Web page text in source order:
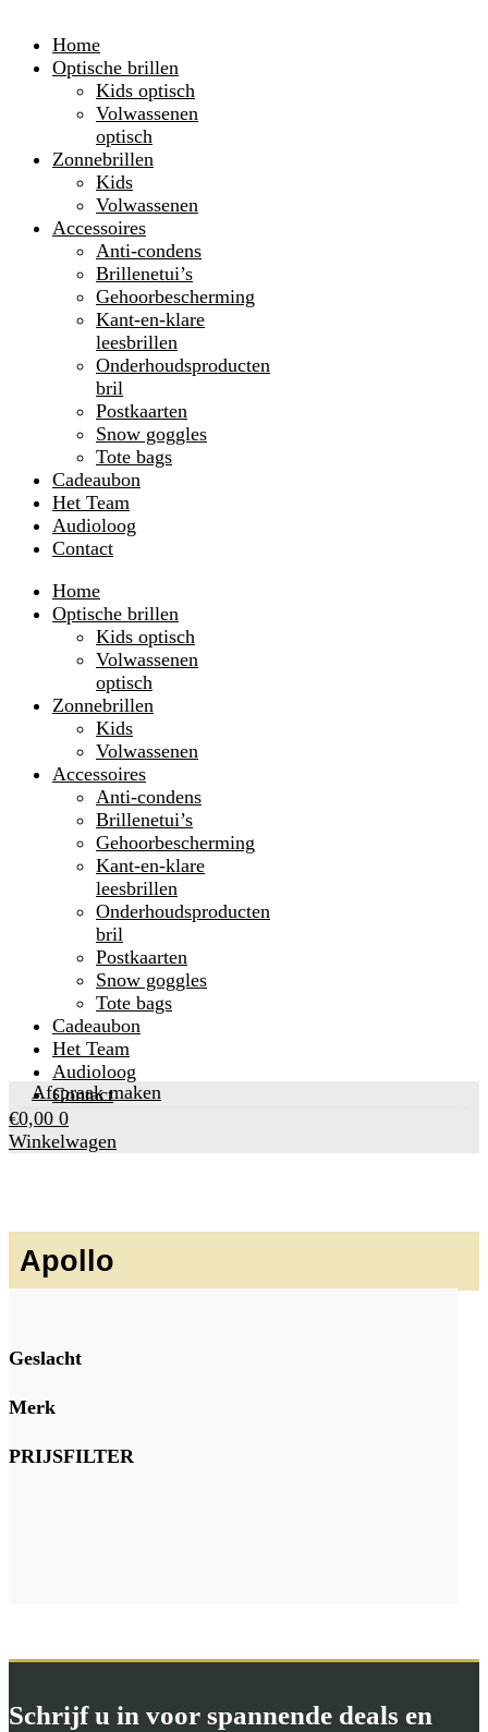
Home
Optische brillen
Kids optisch
Volwassenen
optisch
Zonnebrillen
Kids
Volwassenen
Accessoires
Anti-condens
Brillenetui’s
Gehoorbescherming
Kant-en-klare
leesbrillen
Onderhoudsproducten
bril
Postkaarten
Snow goggles
Tote bags
Cadeaubon
Het Team
Audioloog
Contact
Home
Optische brillen
Kids optisch
Volwassenen
optisch
Zonnebrillen
Kids
Volwassenen
Accessoires
Anti-condens
Brillenetui’s
Gehoorbescherming
Kant-en-klare
leesbrillen
Onderhoudsproducten
bril
Postkaarten
Snow goggles
Tote bags
Cadeaubon
Het Team
Audioloog
Contact
Afspraak maken
€0,00 0
Winkelwagen
Apollo
Geslacht
Merk
PRIJSFILTER
Schrijf u in voor spannende deals en